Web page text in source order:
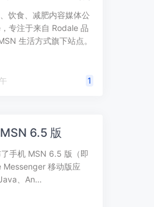
饮食、减肥内容媒体公
专注于来自 Rodale 品
生活方式旗下站点。
午 1
6.5 版
手机 MSN 6.5 版（即
移动版应
、An…